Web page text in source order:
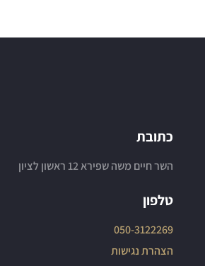
כתובת
השר חיים משה שפירא 12 ראשון לציון
טלפון
050-3122269
הצהרת נגישות